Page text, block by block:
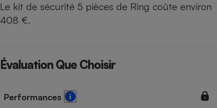
Le kit de sécurité 5 pièces de Ring coûte environ
408 €.
Évaluation Que Choisir
Performances